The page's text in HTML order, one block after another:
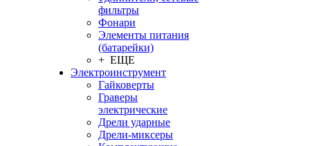
фильтры
Фонари
Элементы питания
(батарейки)
+ ЕЩЕ
Электроинструмент
Гайковерты
Граверы
электрические
Дрели ударные
Дрели-миксеры